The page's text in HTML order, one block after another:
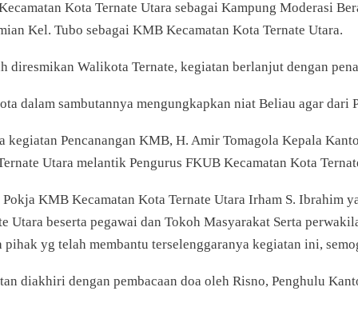
Kota Ternate Utara sebagai Kampung Moderasi
Kel. Tubo sebagai KMB Kecamatan Kota Ternate Utara.
diresmikan Walikota Ternate, kegiatan berlanjut dengan
dalam sambutannya mengungkapkan niat Beliau agar dari
kegiatan Pencanangan KMB, H. Amir Tomagola Kepala
Utara melantik Pengurus FKUB Kecamatan Kota
Pokja KMB Kecamatan Kota Ternate Utara Irham S. Ibrahim
Utara beserta pegawai dan Tokoh Masyarakat Serta
pihak yg telah membantu terselenggaranya kegiatan ini,
diakhiri dengan pembacaan doa oleh Risno, Penghulu